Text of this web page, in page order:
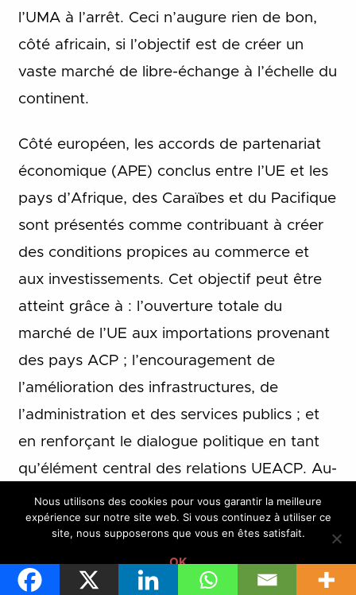
l’UMA à l’arrêt. Ceci n’augure rien de bon,
côté africain, si l’objectif est de créer un
vaste marché de libre-échange à l’échelle du
continent.
Côté européen, les accords de partenariat
économique (APE) conclus entre l’UE et les
pays d’Afrique, des Caraïbes et du Pacifique
sont présentés comme contribuant à créer
des conditions propices au commerce et
aux investissements. Cet objectif peut être
atteint grâce à : l’ouverture totale du
marché de l’UE aux importations provenant
des pays ACP ; l’encouragement de
l’amélioration des infrastructures, de
l’administration et des services publics ; et
en renforçant le dialogue politique en tant
qu’élément central des relations UEACP. Au-
delà, les APE prévoient l’ouverture
immédiate et totale du marché de l’UE,
délai de 15 à 25 ans pour ouvrir leur marché
Nous utilisons des cookies pour vous garantir la meilleure
expérience sur notre site web. Si vous continuez à utiliser ce
site, nous supposerons que vous en êtes satisfait.
OK